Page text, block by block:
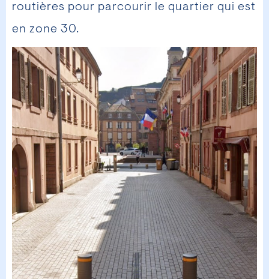
routières pour parcourir le quartier qui est
en zone 30.